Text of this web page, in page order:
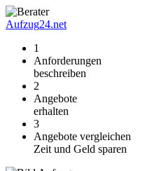
Aufzug24.net
1
Anforderungen
beschreiben
2
Angebote
erhalten
3
Angebote vergleichen
Zeit und Geld sparen